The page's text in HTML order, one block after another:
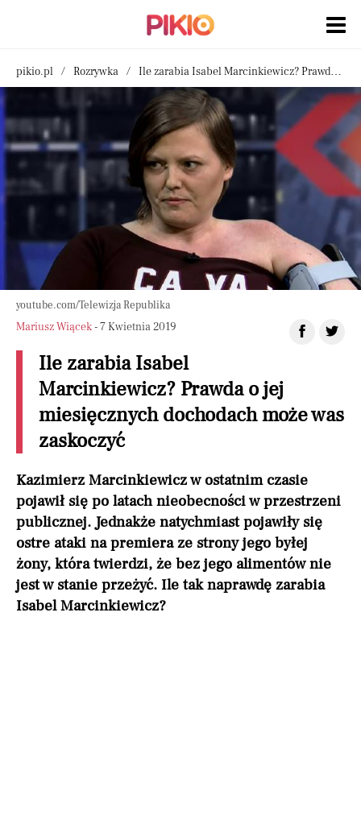
pikio.pl Rozrywka Ile zarabia Isabel Marcinkiewicz? Prawda o jej miesięcznych dochodach może was zaskoczyć
youtube.com/Telewizja Republika
Mariusz Wiącek- 7 Kwietnia 2019
Ile zarabia Isabel
Marcinkiewicz? Prawda o jej
miesięcznych dochodach może was
zaskoczyć
Kazimierz Marcinkiewicz w ostatnim czasie
pojawił się po latach nieobecności w przestrzeni
publicznej. Jednakże natychmiast pojawiły się
ostre ataki na premiera ze strony jego byłej
żony, która twierdzi, że bez jego alimentów nie
jest w stanie przeżyć. Ile tak naprawdę zarabia
Isabel Marcinkiewicz?